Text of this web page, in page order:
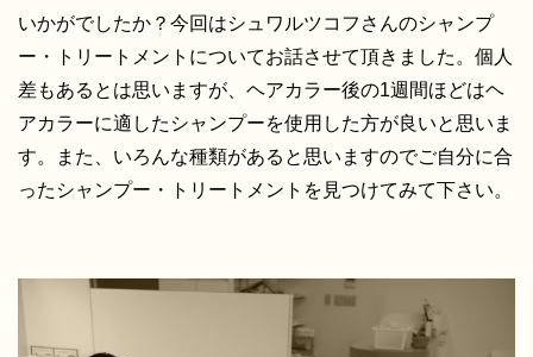
いかがでしたか？今回はシュワルツコフさんのシャンプ
ー・トリートメントについてお話させて頂きました。個人
差もあるとは思いますが、ヘアカラー後の1週間ほどはヘ
アカラーに適したシャンプーを使用した方が良いと思いま
す。また、いろんな種類があると思いますのでご自分に合
ったシャンプー・トリートメントを見つけてみて下さい。